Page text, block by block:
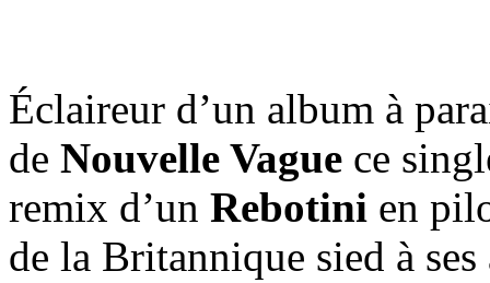
Éclaireur d’un album à
de Nouvelle Vague ce
remix d’un Rebotini en
de la Britannique sied à